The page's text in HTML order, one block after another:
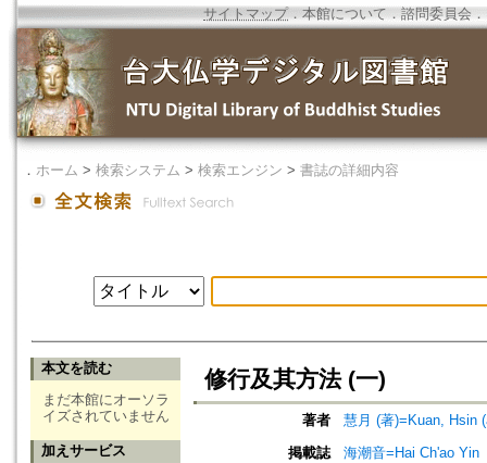
サイトマップ．本館について ． 諮問委員会 ．
． ホーム > 検索システム > 検索エンジン > 書誌の詳細内容
本文を読む
まだ本館にオーソラ
イズされていません
加えサービス
修行及其方法 (一)
著者
慧月 (著)=Kuan, Hsin
掲載誌
海潮音=Hai Ch'ao Yin